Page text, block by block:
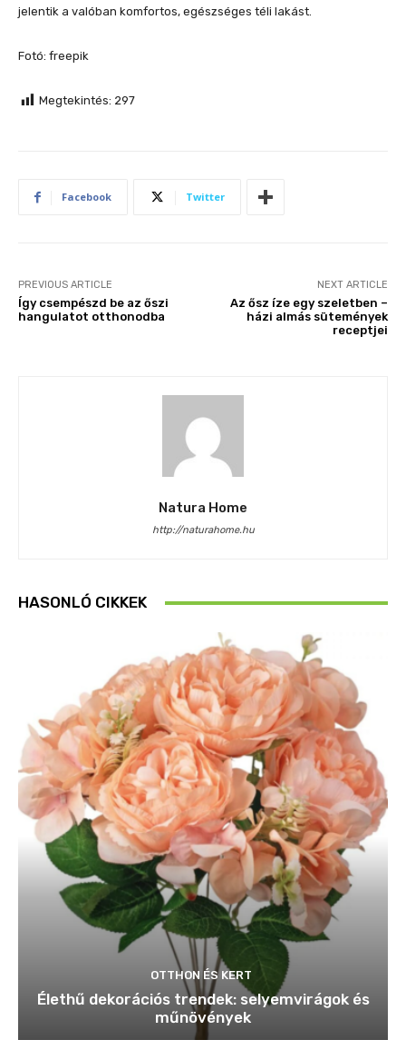
jelentik a valóban komfortos, egészséges téli lakást.
Fotó: freepik
Megtekintés: 297
Facebook Twitter
PREVIOUS ARTICLE
Így csempészd be az őszi
hangulatot otthonodba
NEXT ARTICLE
Az ősz íze egy szeletben –
házi almás sütemények
receptjei
Natura Home
http://naturahome.hu
HASONLÓ CIKKEK
OTTHON ÉS KERT
Élethű dekorációs trendek: selyemvirágok és
műnövények